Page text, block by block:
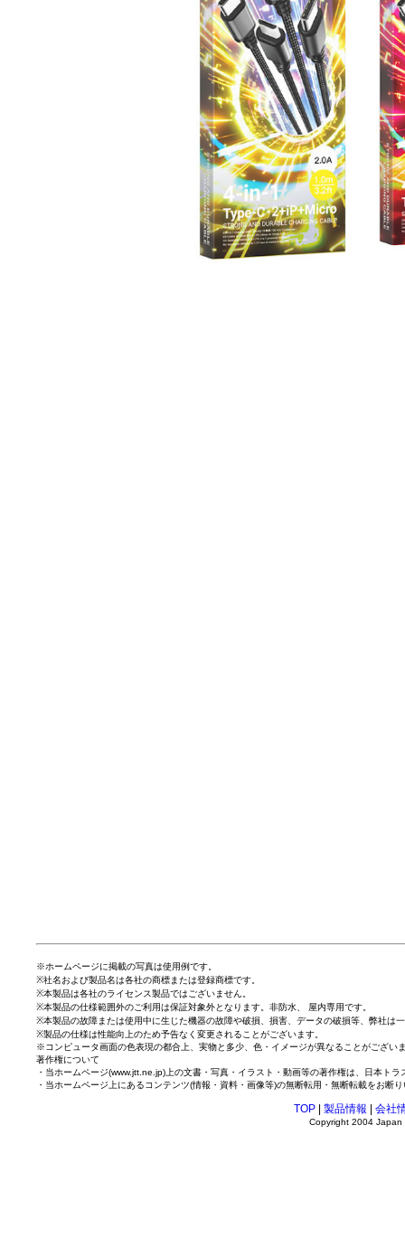
※ホームページに掲載の写真は使用例です。
※社名および製品名は各社の商標または登録商標です。
※本製品は各社のライセンス製品ではございません。
※本製品の仕様範囲外のご利用は保証対象外となります。非防水、 屋内専用です。
※本製品の故障または使用中に生じた機器の故障や破損、損害、データの破損等、弊社は
※製品の仕様は性能向上のため予告なく変更されることがございます。
※コンピュータ画面の色表現の都合上、実物と多少、色・イメージが異なることがござい
著作権について
・当ホームページ(www.jtt.ne.jp)上の文書・写真・イラスト・動画等の著作権は、日本ト
・当ホームページ上にあるコンテンツ(情報・資料・画像等)の無断転用・無断転載をお断
TOP| 製品情報 会社
Copyright 2004 Japan